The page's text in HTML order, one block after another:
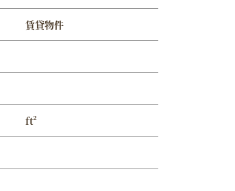
賃貸物件
ft²